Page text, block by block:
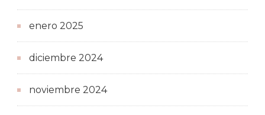
enero 2025
diciembre 2024
noviembre 2024